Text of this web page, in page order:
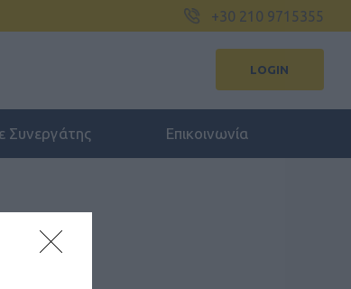
+30 210 9715355
LOGIN
Συνεργάτης Επικοινωνία